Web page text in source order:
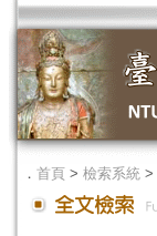
． 首頁 > 檢索系統 >